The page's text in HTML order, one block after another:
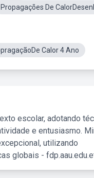
Propagações De
Calor 4 Ano
escolar, adotando
e entusiasmo.
utilizando
globais -